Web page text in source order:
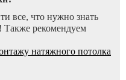
все, что нужно знать
рекомендуем
натяжного потолка